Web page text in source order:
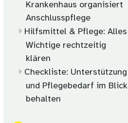
Krankenhaus organisiert
Anschlusspflege
Hilfsmittel & Pflege: Alles
Wichtige rechtzeitig
klären
Checkliste: Unterstützung
und Pflegebedarf im Blick
behalten